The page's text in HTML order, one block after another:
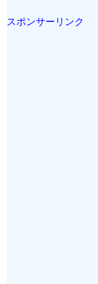
スポンサーリンク